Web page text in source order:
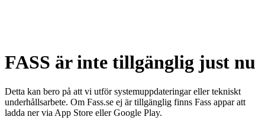
FASS är inte tillgänglig just nu
Detta kan bero på att vi utför systemuppdateringar eller tekniskt
underhållsarbete. Om Fass.se ej är tillgänglig finns Fass appar att
ladda ner via App Store eller Google Play.